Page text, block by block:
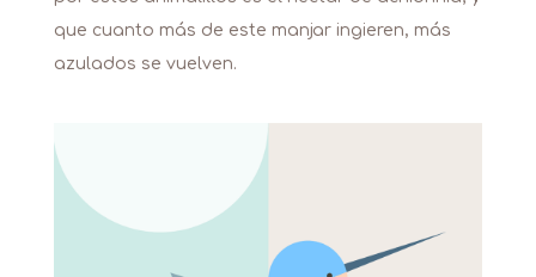
que cuanto más de este manjar ingieren, más
azulados se vuelven.